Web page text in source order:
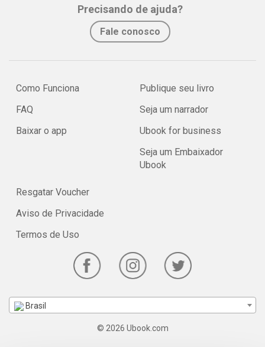
Precisando de ajuda?
Fale conosco
Como Funciona
FAQ
Baixar o app
Publique seu livro
Seja um narrador
Ubook for business
Seja um Embaixador
Ubook
Resgatar Voucher
Aviso de Privacidade
Termos de Uso
Brasil
© 2026 Ubook.com